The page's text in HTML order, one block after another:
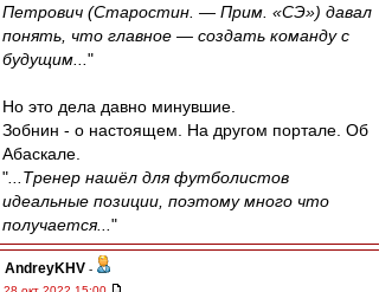
Петрович (Старостин. — Прим. «СЭ») давал
понять, что главное — создать команду с
будущим... "
Но это дела давно минувшие.
Зобнин - о настоящем. На другом портале. Об
Абаскале.
" ...Тренер нашёл для футболистов
идеальные позиции, поэтому много что
получается... "
AndreyKHV -